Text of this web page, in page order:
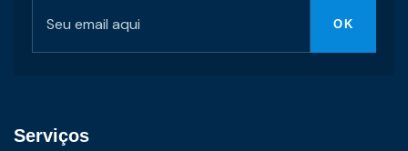
Serviços